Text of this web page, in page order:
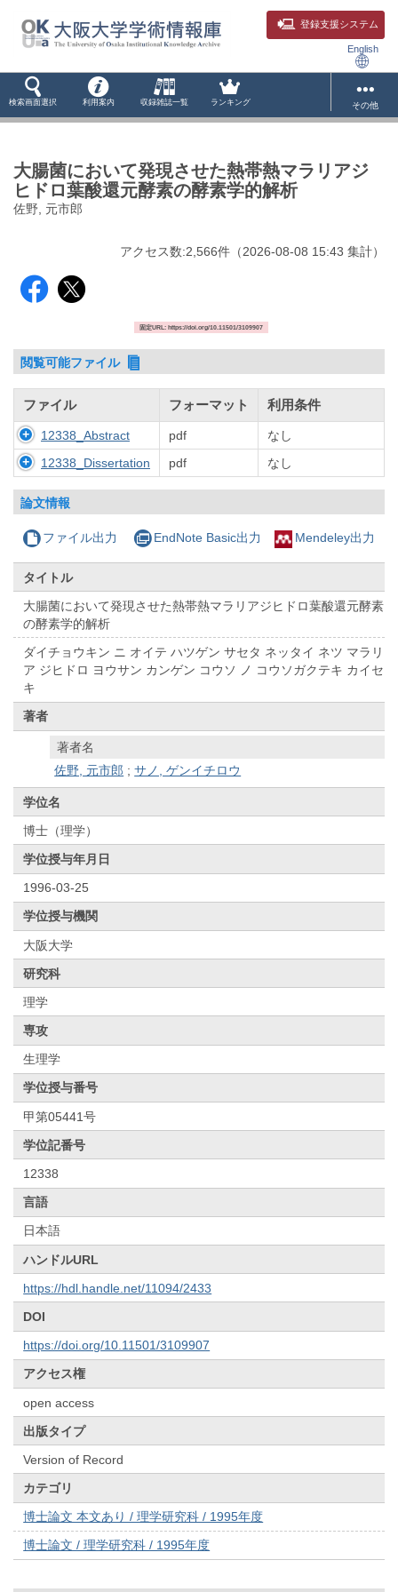
登録支援システム
English
検索画面選択 利用案内 収録雑誌一覧 ランキング その他
大腸菌において発現させた熱帯熱マラリアジ
ヒドロ葉酸還元酵素の酵素学的解析
佐野, 元市郎
アクセス数:2,566件 （2026-08-08 15:43 集計）
固定URL: https://doi.org/10.11501/3109907
閲覧可能ファイル
ファイル フォーマット 利用条件
12338_Abstract pdf
なし
12338_Dissertation
pdf なし
論文情報
ファイル出力 EndNote Basic出力 Mendeley出力
タイトル
大腸菌において発現させた熱帯熱マラリアジヒドロ葉酸還元酵素
の酵素学的解析
ダイチョウキン ニ オイテ ハツゲン サセタ ネッタイ ネツ マラリ
ア ジヒドロ ヨウサン カンゲン コウソ ノ コウソガクテキ カイセ
キ
著者
著者名
佐野, 元市郎 ;サノ, ゲンイチロウ
学位名
博士（理学）
学位授与年月日
1996-03-25
学位授与機関
大阪大学
研究科
理学
専攻
生理学
学位授与番号
甲第05441号
学位記番号
12338
言語
日本語
ハンドルURL
https://hdl.handle.net/11094/2433
DOI
https://doi.org/10.11501/3109907
アクセス権
open access
出版タイプ
Version of Record
カテゴリ
博士論文 本文あり / 理学研究科 / 1995年度
博士論文 / 理学研究科 / 1995年度